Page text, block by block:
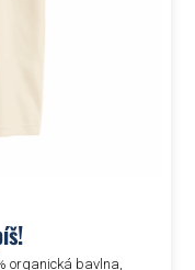
organická bavlna,